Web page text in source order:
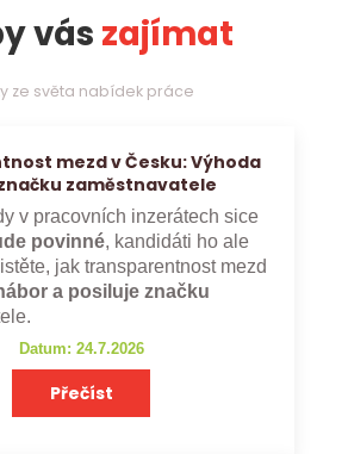
vás zajímat
ze světa nabídek práce
mezd v Česku: Výhoda
zaměstnavatele
v pracovních inzerátech sice
povinné, kandidáti ho ale
jak transparentnost mezd
a posiluje značku
Datum: 24.7.2026
Přečíst